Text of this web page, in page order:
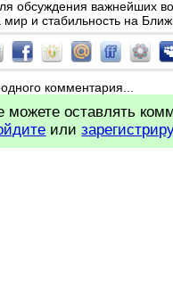
обсуждения важнейших
и стабильность на
комментария...
можете оставлять
или